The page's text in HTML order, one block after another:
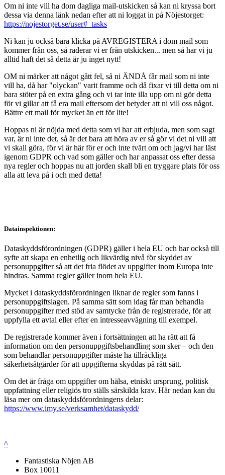
Om ni inte vill ha dom dagliga mail-utskicken så kan ni kryssa bort
dessa via denna länk nedan efter att ni loggat in på Nöjestorget:
https://nojestorget.se/user#_tasks
Ni kan ju också bara klicka på AVREGISTERA i dom mail som
kommer från oss, så raderar vi er från utskicken... men så har vi ju
alltid haft det så detta är ju inget nytt!
OM ni märker att något gått fel, så ni ÄNDÅ får mail som ni inte
vill ha, då har "olyckan" varit framme och då fixar vi till detta om ni
bara stöter på en extra gång och vi tar inte illa upp om ni gör detta
för vi gillar att få era mail eftersom det betyder att ni vill oss något.
Bättre ett mail för mycket än ett för lite!
Hoppas ni är nöjda med detta som vi har att erbjuda, men som sagt
var, är ni inte det, så är det bara att höra av er så gör vi det ni vill att
vi skall göra, för vi är här för er och inte tvärt om och jag/vi har läst
igenom GDPR och vad som gäller och har anpassat oss efter dessa
nya regler och hoppas nu att jorden skall bli en tryggare plats för oss
alla att leva på i och med detta!
Datainspektionen:
Dataskyddsförordningen (GDPR) gäller i hela EU och har också till
syfte att skapa en enhetlig och likvärdig nivå för skyddet av
personuppgifter så att det fria flödet av uppgifter inom Europa inte
hindras. Samma regler gäller inom hela EU.
Mycket i dataskyddsförordningen liknar de regler som fanns i
personuppgiftslagen. På samma sätt som idag får man behandla
personuppgifter med stöd av samtycke från de registrerade, för att
uppfylla ett avtal eller efter en intresseavvägning till exempel.
De registrerade kommer även i fortsättningen att ha rätt att få
information om den personuppgiftsbehandling som sker – och den
som behandlar personuppgifter måste ha tillräckliga
säkerhetsåtgärder för att uppgifterna skyddas på rätt sätt.
Om det är fråga om uppgifter om hälsa, etniskt ursprung, politisk
uppfattning eller religiös tro ställs särskilda krav. Här nedan kan du
läsa mer om dataskyddsförordningens delar:
https://www.imy.se/verksamhet/dataskydd/
^
Fantastiska Nöjen AB
Box 10011